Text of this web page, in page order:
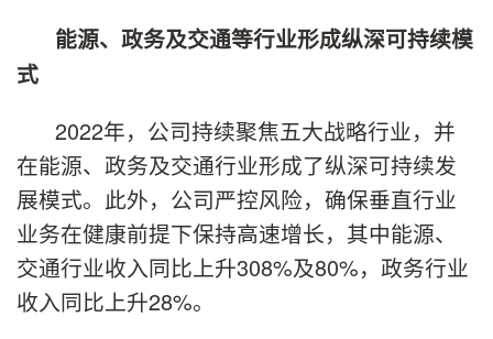
能源、政务及交通等行业形成纵深可持续模
式
2022年，公司持续聚焦五大战略行业，并
在能源、政务及交通行业形成了纵深可持续发
展模式。此外，公司严控风险，确保垂直行业
业务在健康前提下保持高速增长，其中能源、
交通行业收入同比上升308%及80%，政务行业
收入同比上升28%。